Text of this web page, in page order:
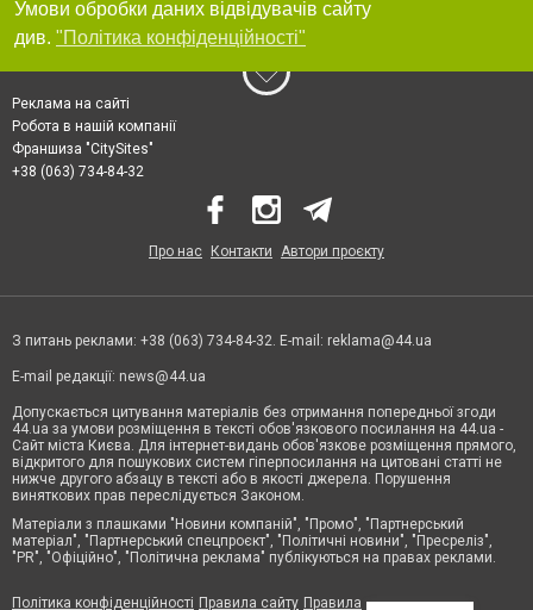
Умови обробки даних відвідувачів сайту
див. "Політика конфіденційності"
Реклама на сайті
Робота в нашій компанії
Франшиза "CitySites"
+38 (063) 734-84-32
Про нас Контакти Автори проєкту
З питань реклами: +38 (063) 734-84-32. E-mail: reklama@44.ua
E-mail редакції: news@44.ua
Допускається цитування матеріалів без отримання попередньої згоди
44.ua за умови розміщення в тексті обов'язкового посилання на 44.ua -
Сайт міста Києва. Для інтернет-видань обов'язкове розміщення прямого,
відкритого для пошукових систем гіперпосилання на цитовані статті не
нижче другого абзацу в тексті або в якості джерела. Порушення
виняткових прав переслідується Законом.
Матеріали з плашками "Новини компаній", "Промо", "Партнерський
матеріал", "Партнерський спецпроєкт", "Політичні новини", "Пресреліз",
"PR", "Офіційно", "Політична реклама" публікуються на правах реклами.
Політика конфіденційності Правила сайту Правила